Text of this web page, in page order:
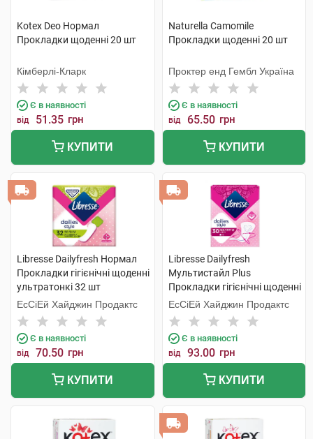
Kotex Deo Нормал
Прокладки щоденні 20 шт
Кімберлі-Кларк
Є в наявності
від 51.35 грн
КУПИТИ
Naturella Camomile
Прокладки щоденні 20 шт
Проктер енд Гембл Україна
Є в наявності
від 65.50 грн
КУПИТИ
Libresse Dailyfresh Нормал
Прокладки гігієнічні щоденні
ультратонкі 32 шт
ЕсСіЕй Хайджин Продактс
Є в наявності
від 70.50 грн
КУПИТИ
Libresse Dailyfresh
Мультистайл Plus
Прокладки гігієнічні щоденні
30 шт
ЕсСіЕй Хайджин Продактс
Є в наявності
від 93.00 грн
КУПИТИ